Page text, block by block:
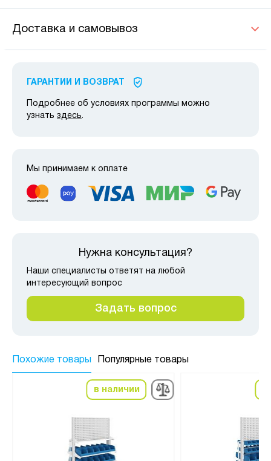
Доставка и самовывоз
ГАРАНТИИ И ВОЗВРАТ
Подробнее об условиях программы можно
узнать здесь.
Мы принимаем к оплате
Нужна консультация?
Наши специалисты ответят на любой
интересующий вопрос
Задать вопрос
Похожие товары Популярные товары
в наличии